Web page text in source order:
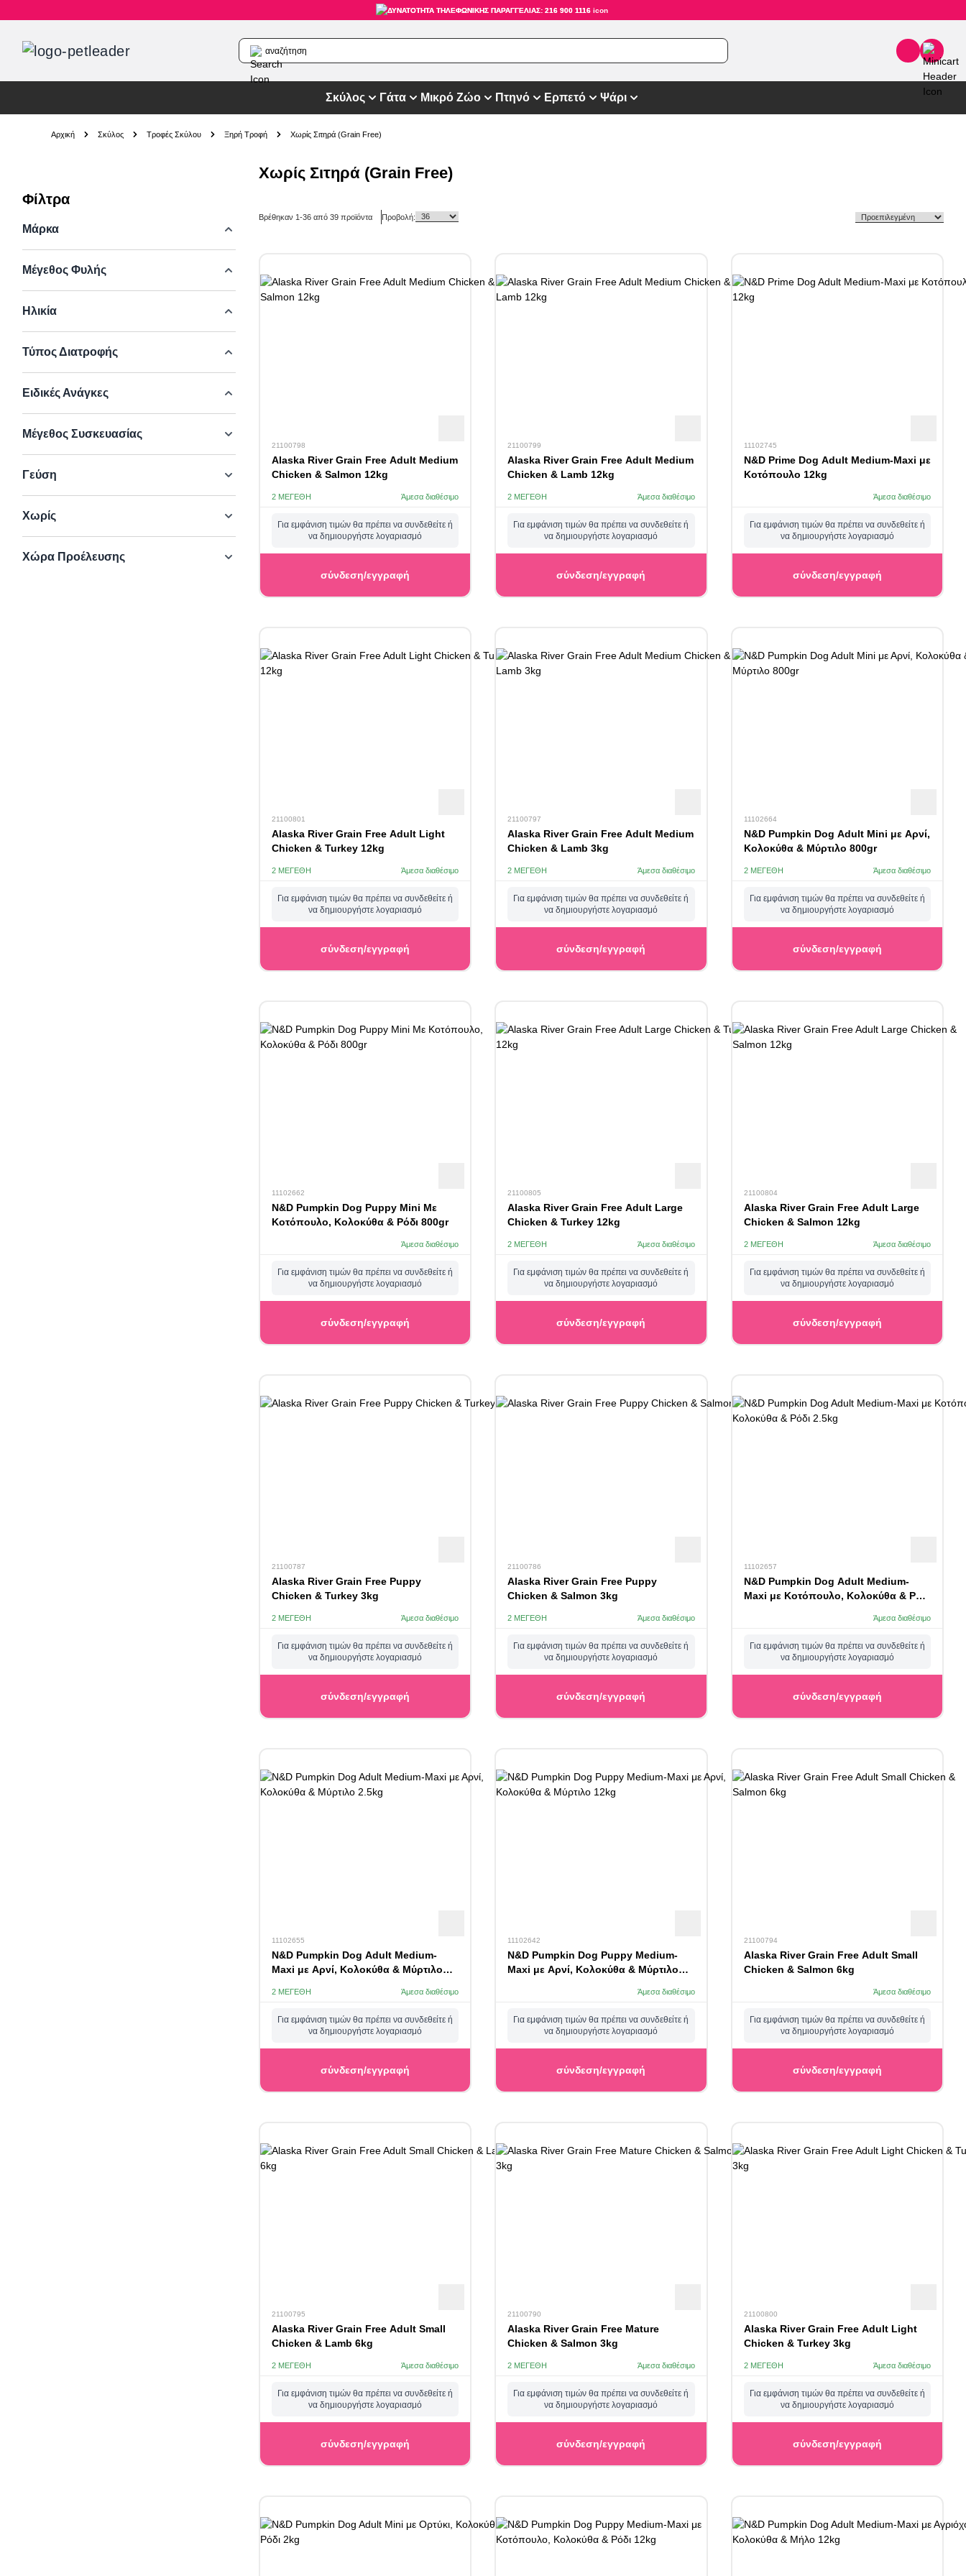
ΔΥΝΑΤΟΤΗΤΑ ΤΗΛΕΦΩΝΙΚΗΣ ΠΑΡΑΓΓΕΛΙΑΣ: 216 900 1116
αναζήτηση
Σκύλος Γάτα Μικρό Ζώο Πτηνό Ερπετό Ψάρι
Αρχική Σκύλος Τροφές Σκύλου Ξηρή Τροφή Χωρίς Σιτηρά (Grain Free)
Skip to product list
Φίλτρα
Μάρκα
Μέγεθος Φυλής
Ηλικία
Τύπος Διατροφής
Ειδικές Ανάγκες
Μέγεθος Συσκευασίας
Γεύση
Χωρίς
Χώρα Προέλευσης
Χωρίς Σιτηρά (Grain Free)
Βρέθηκαν 1-36από 39προϊόντα Προβολή:
21100798
Alaska River Grain Free Adult Medium
Chicken & Salmon 12kg
2 ΜΕΓΈΘΗ Άμεσα διαθέσιμο
Για εμφάνιση τιμών θα πρέπει να συνδεθείτε ή
να δημιουργήστε λογαριασμό
σύνδεση/εγγραφή
21100799
Alaska River Grain Free Adult Medium
Chicken & Lamb 12kg
2 ΜΕΓΈΘΗ Άμεσα διαθέσιμο
Για εμφάνιση τιμών θα πρέπει να συνδεθείτε ή
να δημιουργήστε λογαριασμό
σύνδεση/εγγραφή
11102745
N&D Prime Dog Adult Medium-Maxi με
Κοτόπουλο 12kg
Άμεσα διαθέσιμο
Για εμφάνιση τιμών θα πρέπει να συνδεθείτε ή
να δημιουργήστε λογαριασμό
σύνδεση/εγγραφή
21100801
Alaska River Grain Free Adult Light
Chicken & Turkey 12kg
2 ΜΕΓΈΘΗ Άμεσα διαθέσιμο
Για εμφάνιση τιμών θα πρέπει να συνδεθείτε ή
να δημιουργήστε λογαριασμό
σύνδεση/εγγραφή
21100797
Alaska River Grain Free Adult Medium
Chicken & Lamb 3kg
2 ΜΕΓΈΘΗ Άμεσα διαθέσιμο
Για εμφάνιση τιμών θα πρέπει να συνδεθείτε ή
να δημιουργήστε λογαριασμό
σύνδεση/εγγραφή
11102664
N&D Pumpkin Dog Adult Mini με Αρνί,
Κολοκύθα & Μύρτιλο 800gr
2 ΜΕΓΈΘΗ Άμεσα διαθέσιμο
Για εμφάνιση τιμών θα πρέπει να συνδεθείτε ή
να δημιουργήστε λογαριασμό
σύνδεση/εγγραφή
11102662
N&D Pumpkin Dog Puppy Mini Με
Κοτόπουλο, Κολοκύθα & Ρόδι 800gr
Άμεσα διαθέσιμο
Για εμφάνιση τιμών θα πρέπει να συνδεθείτε ή
να δημιουργήστε λογαριασμό
σύνδεση/εγγραφή
21100805
Alaska River Grain Free Adult Large
Chicken & Turkey 12kg
2 ΜΕΓΈΘΗ Άμεσα διαθέσιμο
Για εμφάνιση τιμών θα πρέπει να συνδεθείτε ή
να δημιουργήστε λογαριασμό
σύνδεση/εγγραφή
21100804
Alaska River Grain Free Adult Large
Chicken & Salmon 12kg
2 ΜΕΓΈΘΗ Άμεσα διαθέσιμο
Για εμφάνιση τιμών θα πρέπει να συνδεθείτε ή
να δημιουργήστε λογαριασμό
σύνδεση/εγγραφή
21100787
Alaska River Grain Free Puppy
Chicken & Turkey 3kg
2 ΜΕΓΈΘΗ Άμεσα διαθέσιμο
Για εμφάνιση τιμών θα πρέπει να συνδεθείτε ή
να δημιουργήστε λογαριασμό
σύνδεση/εγγραφή
21100786
Alaska River Grain Free Puppy
Chicken & Salmon 3kg
2 ΜΕΓΈΘΗ Άμεσα διαθέσιμο
Για εμφάνιση τιμών θα πρέπει να συνδεθείτε ή
να δημιουργήστε λογαριασμό
σύνδεση/εγγραφή
11102657
N&D Pumpkin Dog Adult Medium-
Maxi με Κοτόπουλο, Κολοκύθα & Ρόδι
Άμεσα διαθέσιμο
Για εμφάνιση τιμών θα πρέπει να συνδεθείτε ή
να δημιουργήστε λογαριασμό
σύνδεση/εγγραφή
11102655
N&D Pumpkin Dog Adult Medium-
Maxi με Αρνί, Κολοκύθα & Μύρτιλο
2 ΜΕΓΈΘΗ Άμεσα διαθέσιμο
Για εμφάνιση τιμών θα πρέπει να συνδεθείτε ή
να δημιουργήστε λογαριασμό
σύνδεση/εγγραφή
11102642
N&D Pumpkin Dog Puppy Medium-
Maxi με Αρνί, Κολοκύθα & Μύρτιλο
Άμεσα διαθέσιμο
Για εμφάνιση τιμών θα πρέπει να συνδεθείτε ή
να δημιουργήστε λογαριασμό
σύνδεση/εγγραφή
21100794
Alaska River Grain Free Adult Small
Chicken & Salmon 6kg
Άμεσα διαθέσιμο
Για εμφάνιση τιμών θα πρέπει να συνδεθείτε ή
να δημιουργήστε λογαριασμό
σύνδεση/εγγραφή
21100795
Alaska River Grain Free Adult Small
Chicken & Lamb 6kg
2 ΜΕΓΈΘΗ Άμεσα διαθέσιμο
Για εμφάνιση τιμών θα πρέπει να συνδεθείτε ή
να δημιουργήστε λογαριασμό
σύνδεση/εγγραφή
21100790
Alaska River Grain Free Mature
Chicken & Salmon 3kg
2 ΜΕΓΈΘΗ Άμεσα διαθέσιμο
Για εμφάνιση τιμών θα πρέπει να συνδεθείτε ή
να δημιουργήστε λογαριασμό
σύνδεση/εγγραφή
21100800
Alaska River Grain Free Adult Light
Chicken & Turkey 3kg
2 ΜΕΓΈΘΗ Άμεσα διαθέσιμο
Για εμφάνιση τιμών θα πρέπει να συνδεθείτε ή
να δημιουργήστε λογαριασμό
σύνδεση/εγγραφή